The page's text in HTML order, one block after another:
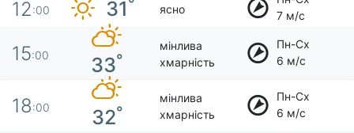
12:00 31 ясно
7 м/с
15:00 33°
мінлива
хмарність
Пн-Сх
6 м/с
18:00 32°
мінлива
хмарність
Пн-Сх
6 м/с